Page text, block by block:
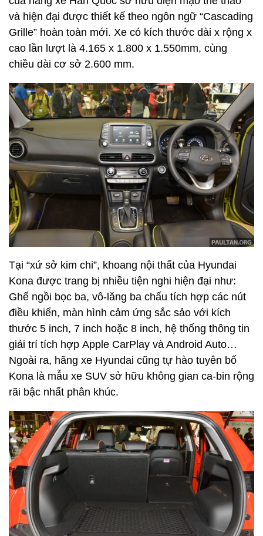
và hiện đại được thiết kế theo ngôn ngữ “Cascading
Grille” hoàn toàn mới. Xe có kích thước dài x rộng x
cao lần lượt là 4.165 x 1.800 x 1.550mm, cùng
chiều dài cơ sở 2.600 mm.
Tại “xứ sở kim chi”, khoang nội thất của Hyundai
Kona được trang bị nhiều tiện nghi hiện đại như:
Ghế ngồi bọc ba, vô-lăng ba chấu tích hợp các nút
điều khiển, màn hình cảm ứng sắc sảo với kích
thước 5 inch, 7 inch hoặc 8 inch, hệ thống thông tin
giải trí tích hợp Apple CarPlay và Android Auto…
Ngoài ra, hãng xe Hyundai cũng tự hào tuyên bố
Kona là mẫu xe SUV sở hữu không gian ca-bin rộng
rãi bậc nhất phân khúc.